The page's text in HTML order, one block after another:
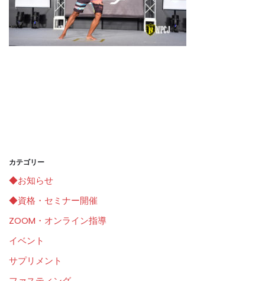
カテゴリー
◆お知らせ
◆資格・セミナー開催
ZOOM・オンライン指導
イベント
サプリメント